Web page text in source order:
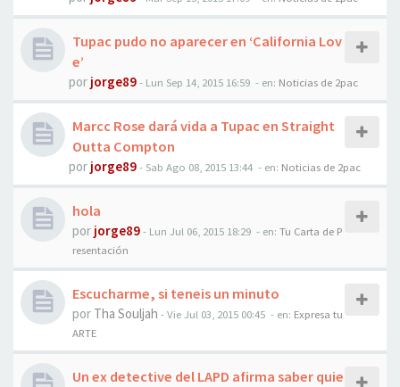
Tupac pudo no aparecer en ‘California Lov
e’
por jorge89- Lun Sep 14, 2015 16:59 - en: Noticias de 2pac
Marcc Rose dará vida a Tupac en Straight
Outta Compton
por jorge89- Sab Ago 08, 2015 13:44 - en: Noticias de 2pac
hola
por jorge89- Lun Jul 06, 2015 18:29 - en: Tu Carta de P
resentación
Escucharme, si teneis un minuto
por Tha Souljah -Vie Jul 03, 2015 00:45 - en: Expresa tu
ARTE
Un ex detective del LAPD afirma saber quie